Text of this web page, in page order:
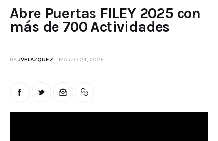
Abre Puertas FILEY 2025 con
más de 700 Actividades
BY JVELAZQUEZ MARZO 24, 2025